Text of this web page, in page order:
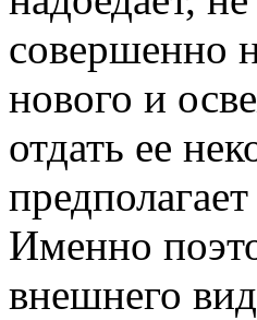
совершенно
нового и
отдать ее
Именно
внешнего